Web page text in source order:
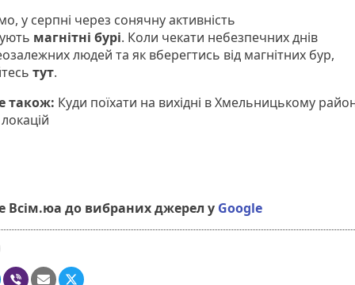
у серпні через сонячну активність
магнітні бурі. Коли чекати небезпечних днів
людей та як вберегтись від магнітних бур,
тут.
також: Куди поїхати на вихідні в Хмельницькому
Всім.юа до вибраних джерел у Google